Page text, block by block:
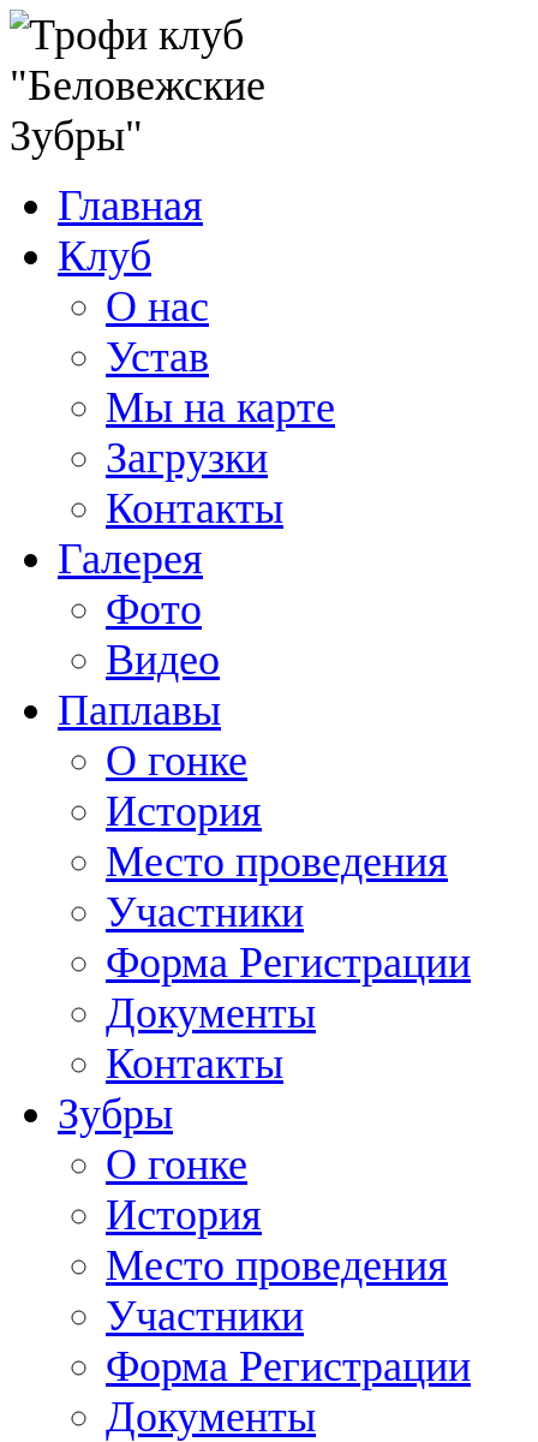
Главная
Клуб
О нас
Устав
Мы на карте
Загрузки
Контакты
Галерея
Фото
Видео
Паплавы
О гонке
История
Место проведения
Участники
Форма Регистрации
Документы
Контакты
Зубры
О гонке
История
Место проведения
Участники
Форма Регистрации
Документы